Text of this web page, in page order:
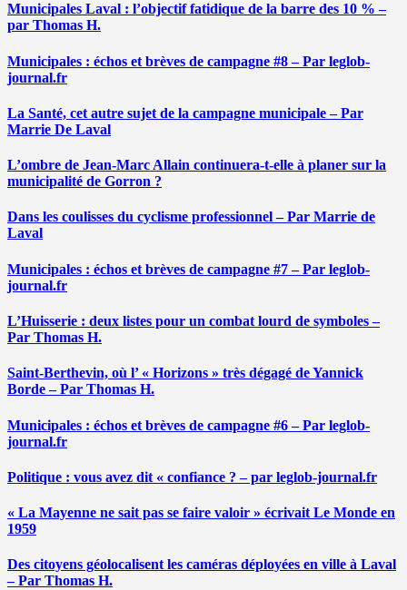
Municipales Laval : l’objectif fatidique de la barre des 10 % –
par Thomas H.
Municipales : échos et brèves de campagne #8 – Par leglob-
journal.fr
La Santé, cet autre sujet de la campagne municipale – Par
Marrie De Laval
L’ombre de Jean-Marc Allain continuera-t-elle à planer sur la
municipalité de Gorron ?
Dans les coulisses du cyclisme professionnel – Par Marrie de
Laval
Municipales : échos et brèves de campagne #7 – Par leglob-
journal.fr
L’Huisserie : deux listes pour un combat lourd de symboles –
Par Thomas H.
Saint-Berthevin, où l’ « Horizons » très dégagé de Yannick
Borde – Par Thomas H.
Municipales : échos et brèves de campagne #6 – Par leglob-
journal.fr
Politique : vous avez dit « confiance ? – par leglob-journal.fr
« La Mayenne ne sait pas se faire valoir » écrivait Le Monde en
1959
Des citoyens géolocalisent les caméras déployées en ville à Laval
– Par Thomas H.